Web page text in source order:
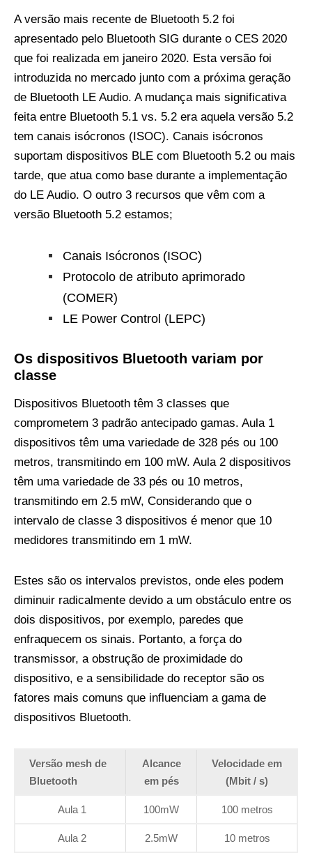
A versão mais recente de Bluetooth 5.2 foi
apresentado pelo Bluetooth SIG durante o CES 2020
que foi realizada em janeiro 2020. Esta versão foi
introduzida no mercado junto com a próxima geração
de Bluetooth LE Audio. A mudança mais significativa
feita entre Bluetooth 5.1 vs. 5.2 era aquela versão 5.2
tem canais isócronos (ISOC). Canais isócronos
suportam dispositivos BLE com Bluetooth 5.2 ou mais
tarde, que atua como base durante a implementação
do LE Audio. O outro 3 recursos que vêm com a
versão Bluetooth 5.2 estamos;
Canais Isócronos (ISOC)
Protocolo de atributo aprimorado
(COMER)
LE Power Control (LEPC)
Os dispositivos Bluetooth variam por
classe
Dispositivos Bluetooth têm 3 classes que
comprometem 3 padrão antecipado gamas. Aula 1
dispositivos têm uma variedade de 328 pés ou 100
metros, transmitindo em 100 mW. Aula 2 dispositivos
têm uma variedade de 33 pés ou 10 metros,
transmitindo em 2.5 mW, Considerando que o
intervalo de classe 3 dispositivos é menor que 10
medidores transmitindo em 1 mW.
Estes são os intervalos previstos, onde eles podem
diminuir radicalmente devido a um obstáculo entre os
dois dispositivos, por exemplo, paredes que
enfraquecem os sinais. Portanto, a força do
transmissor, a obstrução de proximidade do
dispositivo, e a sensibilidade do receptor são os
fatores mais comuns que influenciam a gama de
dispositivos Bluetooth.
Versão mesh de
Bluetooth
Alcance
em pés
Velocidade em
(Mbit / s)
Aula 1 100mW 100 metros
Aula 2 2.5mW 10 metros